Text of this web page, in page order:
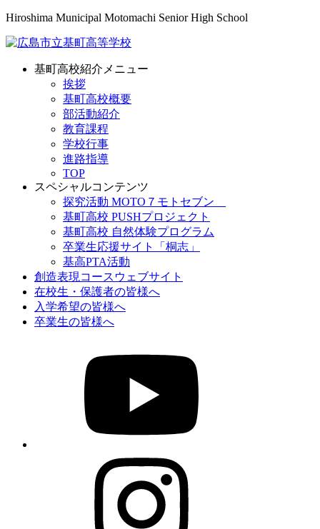
Hiroshima Municipal Motomachi Senior High School
基町高校紹介メニュー
挨拶
基町高校概要
部活動紹介
教育課程
学校行事
進路指導
TOP
スペシャルコンテンツ
探究活動 MOTO７モトセブン
基町高校 PUSHプロジェクト
基町高校 自然体験プログラム
卒業生応援サイト「桐志」
基高PTA活動
創造表現コースウェブサイト
在校生・保護者の皆様へ
入学希望の皆様へ
卒業生の皆様へ